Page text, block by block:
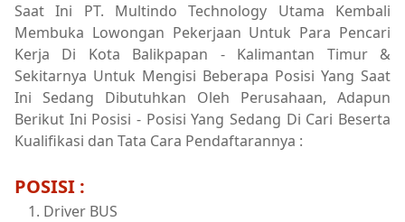
Saat Ini PT. Multindo Technology Utama Kembali
Membuka Lowongan Pekerjaan Untuk Para Pencari
Kerja Di Kota Balikpapan - Kalimantan Timur &
Sekitarnya Untuk Mengisi Beberapa Posisi Yang Saat
Ini Sedang Dibutuhkan Oleh Perusahaan, Adapun
Berikut Ini Posisi - Posisi Yang Sedang Di Cari Beserta
Kualifikasi dan Tata Cara Pendaftarannya :
POSISI :
Driver BUS